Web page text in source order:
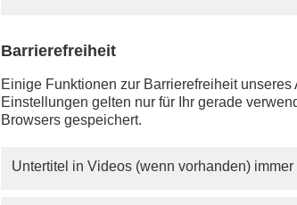
Barrierefreiheit
Einige Funktionen zur Barrierefreiheit
Einstellungen gelten nur für Ihr gerade
Browsers gespeichert.
Untertitel in Videos (wenn vorhanden)